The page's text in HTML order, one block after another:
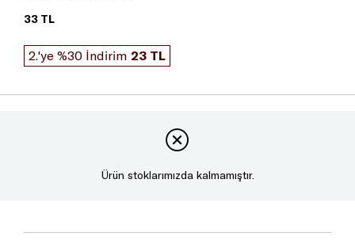
33 TL
2.'ye %30 İndirim 23 TL
Ürün stoklarımızda kalmamıştır.